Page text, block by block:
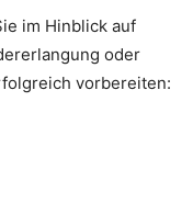
im Hinblick auf
oder
vorbereiten: